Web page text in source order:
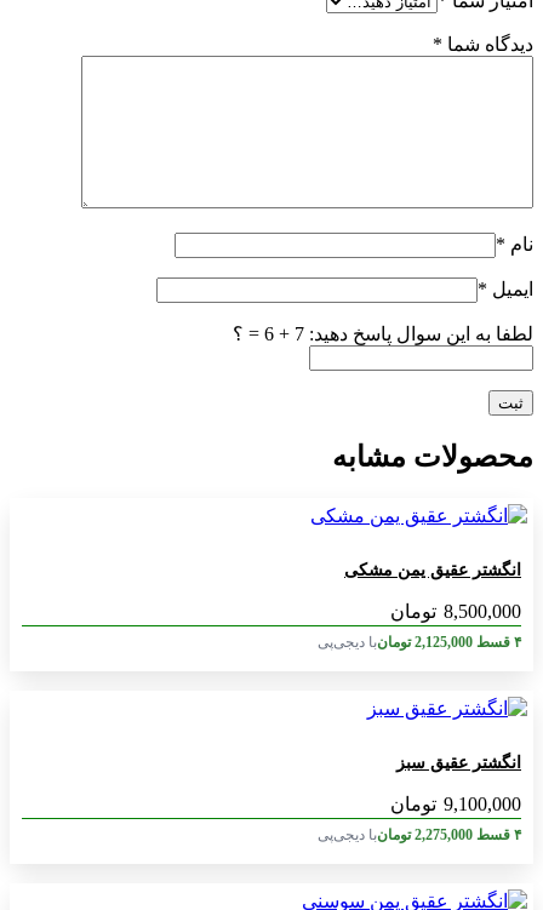
دیدگاه شما *
نام *
ایمیل *
لطفا به این سوال پاسخ دهید: 7 + 6 = ؟
محصولات مشابه
انگشتر عقیق یمن مشکی
8,500,000 تومان
۴ قسط 2,125,000 تومانبا دیجی‌پی
انگشتر عقیق سبز
9,100,000 تومان
۴ قسط 2,275,000 تومانبا دیجی‌پی